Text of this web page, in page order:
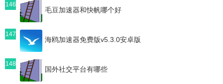
146
毛豆加速器和快帆哪个好
147
海鸥加速器免费版v5.3.0安卓版
148
国外社交平台有哪些